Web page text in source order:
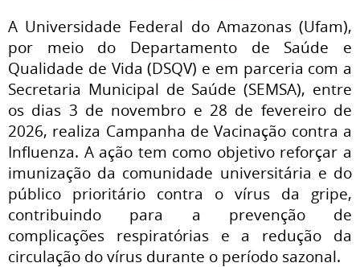
A Universidade Federal do Amazonas (Ufam),
por meio do Departamento de Saúde e
Qualidade de Vida (DSQV) e em parceria com a
Secretaria Municipal de Saúde (SEMSA), entre
os dias 3 de novembro e 28 de fevereiro de
2026, realiza Campanha de Vacinação contra a
Influenza. A ação tem como objetivo reforçar a
imunização da comunidade universitária e do
público prioritário contra o vírus da gripe,
contribuindo para a prevenção de
complicações respiratórias e a redução da
circulação do vírus durante o período sazonal.